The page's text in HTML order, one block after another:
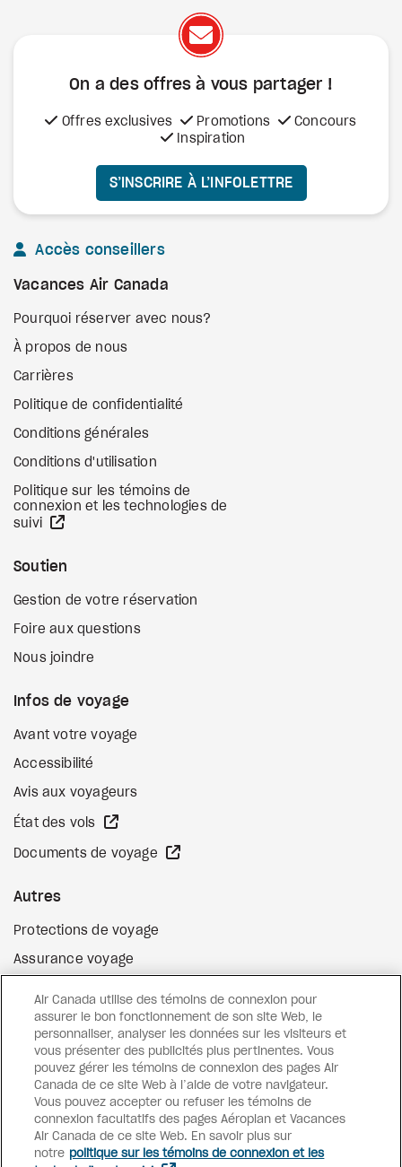
On a des offres à vous partager !
Offres exclusives Promotions
Concours
Inspiration
S’INSCRIRE À L’INFOLETTRE
Accès conseillers
Vacances Air Canada
Pourquoi réserver avec nous?
À propos de nous
Carrières
Politique de confidentialité
Conditions générales
Conditions d'utilisation
Politique sur les témoins de
connexion et les technologies de
suivi
Soutien
Gestion de votre réservation
Foire aux questions
Nous joindre
Infos de voyage
Avant votre voyage
Accessibilité
Avis aux voyageurs
État des vols
Documents de voyage
Autres
Protections de voyage
Assurance voyage
Surclassement de vol
Cartes-cadeaux Site Web externe
FacebookInstagram
Pinterest
©2026Vacances Air Canada
Air Canada utilise des témoins de connexion pour
assurer le bon fonctionnement de son site Web, le
personnaliser, analyser les données sur les visiteurs et
vous présenter des publicités plus pertinentes. Vous
pouvez gérer les témoins de connexion des pages Air
Canada de ce site Web à l’aide de votre navigateur.
Vous pouvez accepter ou refuser les témoins de
connexion facultatifs des pages Aéroplan et Vacances
Air Canada de ce site Web. En savoir plus sur
notre politique sur les témoins de connexion et les